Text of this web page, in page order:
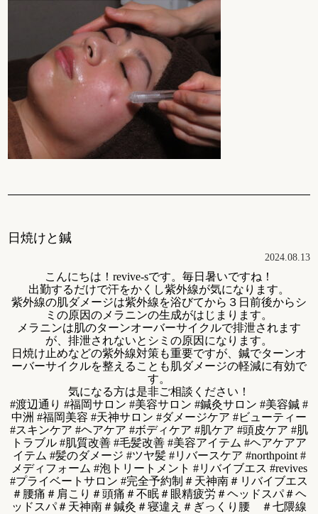
日焼けと鍼
2024.08.13
こんにちは！revive-sです。毎日暑いですね！
出勤するだけで汗をかくし紫外線が気になります。
紫外線の肌ダメージは紫外線を浴びてから３日前後からシ
ミの原因のメラニンの生成がはじまります。
メラニンは肌のターンオーバーサイクルで排泄されます
が、排泄されないとシミの原因になります。
日焼け止めなどの紫外線対策も重要ですが、鍼でターンオ
ーバーサイクルを整えることも肌ダメージの軽減に有効で
す。
気になる方は是非ご相談ください！
#渡辺通り #福岡サロン #美容サロン #鍼灸サロン #美容鍼 #
中洲 #福岡美容 #天神サロン #ダメージケア #ビューティー
#スキンケア #ヘアケア #ボディケア #肌ケア #頭皮ケア #肌
トラブル #肌質改善 #毛髪改善 #美容アイテム #ヘアケアア
イテム #髪のダメージ #ツヤ髪 #リバースケア #northpoint #
メディフォーム #泡トリートメント #リバイブエス #revives
#プライベートサロン #完全予約制＃天神南＃リバイブエス
＃腰痛＃肩こり＃頭痛＃不眠＃眼精疲労＃ヘッドスパ＃ヘ
ッドスパ＃天神南＃鍼灸＃寝違え＃ぎっくり腰 ＃七隈線